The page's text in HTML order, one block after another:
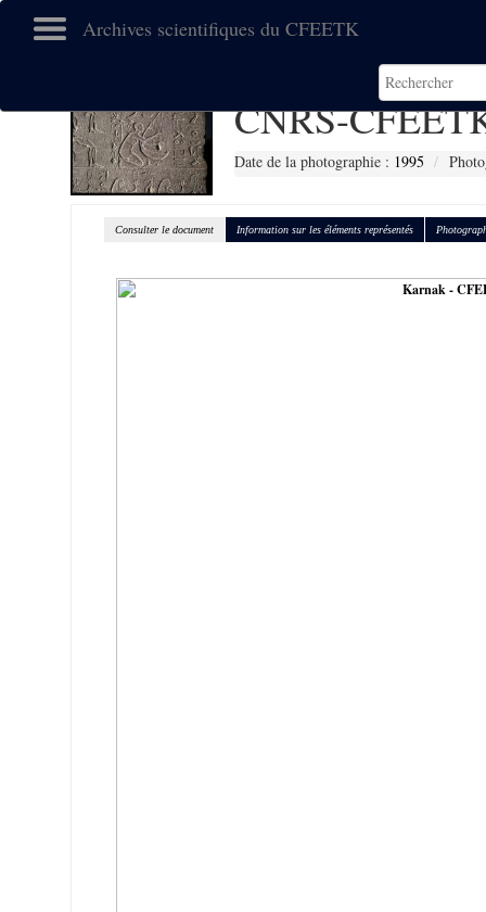
Archives scientifiques du CFEETK
CNRS-
Date de la photographie : 1995
Consulter le document Information sur les éléments représentés